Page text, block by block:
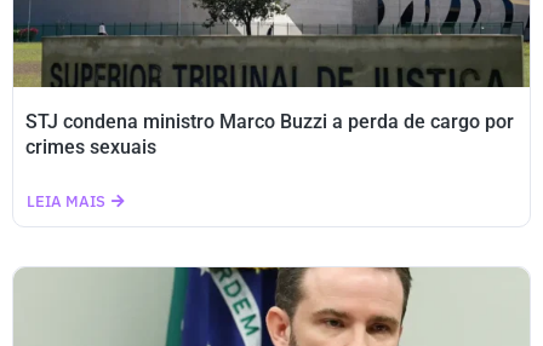
STJ condena ministro Marco Buzzi a perda de cargo por
crimes sexuais
LEIA MAIS